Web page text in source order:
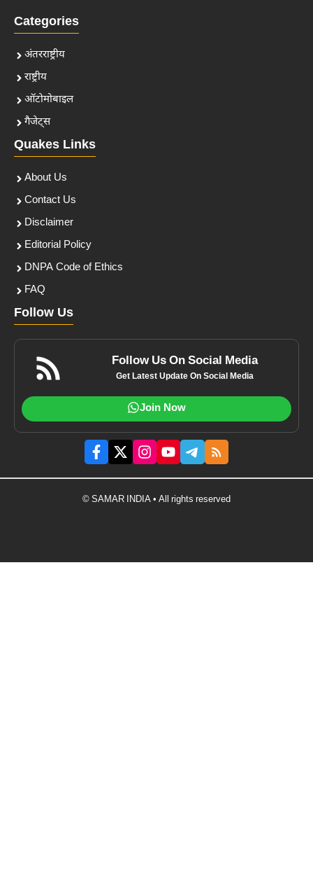
Categories
अंतरराष्ट्रीय
राष्ट्रीय
ऑटोमोबाइल
गैजेट्स
Quakes Links
About Us
Contact Us
Disclaimer
Editorial Policy
DNPA Code of Ethics
FAQ
Follow Us
Follow Us On Social Media
Get Latest Update On Social Media
Join Now
© SAMAR INDIA • All rights reserved